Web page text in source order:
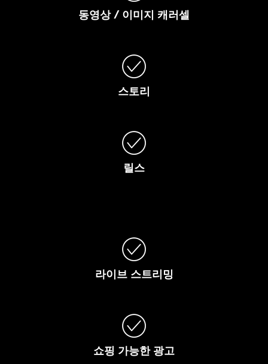
동영상/ 이미지 캐러셀
스토리
릴스
라이브 스트리밍
쇼핑 가능한 광고